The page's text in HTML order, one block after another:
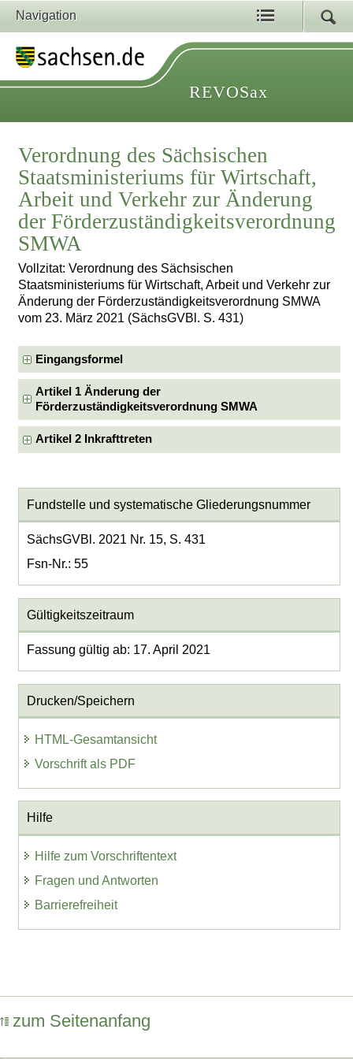
Navigation
REVOSax
Verordnung des Sächsischen
Staatsministeriums für Wirtschaft,
Arbeit und Verkehr zur Änderung
der Förderzuständigkeitsverordnung
SMWA
Vollzitat: Verordnung des Sächsischen
Staatsministeriums für Wirtschaft, Arbeit und Verkehr zur
Änderung der Förderzuständigkeitsverordnung SMWA
vom 23. März 2021 (SächsGVBl. S. 431)
Eingangsformel
Artikel 1 Änderung der
Förderzuständigkeitsverordnung SMWA
Artikel 2 Inkrafttreten
Fundstelle und systematische Gliederungsnummer
SächsGVBl. 2021 Nr. 15, S. 431
Fsn-Nr.: 55
Gültigkeitszeitraum
Fassung gültig ab: 17. April 2021
Drucken/Speichern
HTML-Gesamtansicht
Vorschrift als PDF
Hilfe
Hilfe zum Vorschriftentext
Fragen und Antworten
Barrierefreiheit
zum Seitenanfang